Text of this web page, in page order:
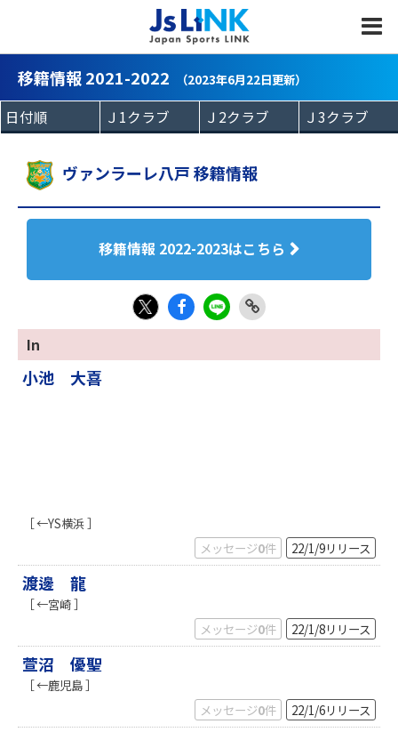
移籍情報 2021-2022 （2023年6月22日更新）
ヴァンラーレ八戸 移籍情報
移籍情報 2022-2023はこちら
X
Fac
eb
LIN
E
Link
Copy
In
小池 大喜
［ ←YS横浜 ］
メッセージ0件 22/1/9リリース
渡邊 龍
［ ←宮崎 ］
メッセージ0件 22/1/8リリース
萱沼 優聖
［ ←鹿児島 ］
メッセージ0件 22/1/6リリース